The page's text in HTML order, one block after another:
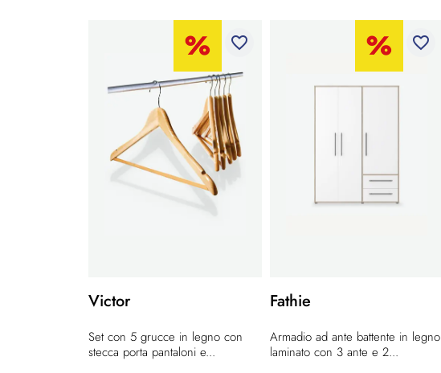
favorite_border
Victor
Set con 5 grucce in legno con
stecca porta pantaloni e...
favorite_border
Fathie
Armadio ad ante battente in legno
laminato con 3 ante e 2...